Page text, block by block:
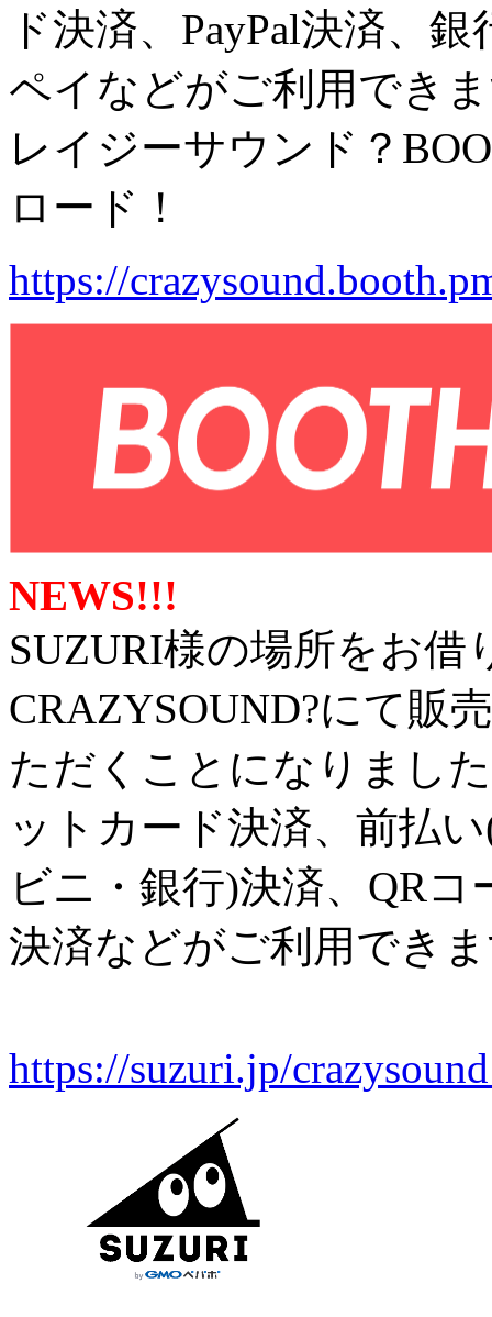
ド決済、PayPal決済、
ペイなどがご利用でき
レイジーサウンド？
ロード！
https://
NEWS!!!
SUZURI様の場所をお
CRAZYSOUND?にて販
ただくことになりまし
ットカード決済、前払
ビニ・銀行)決済、QRコ
決済などがご利用でき
https://suzuri.jp/